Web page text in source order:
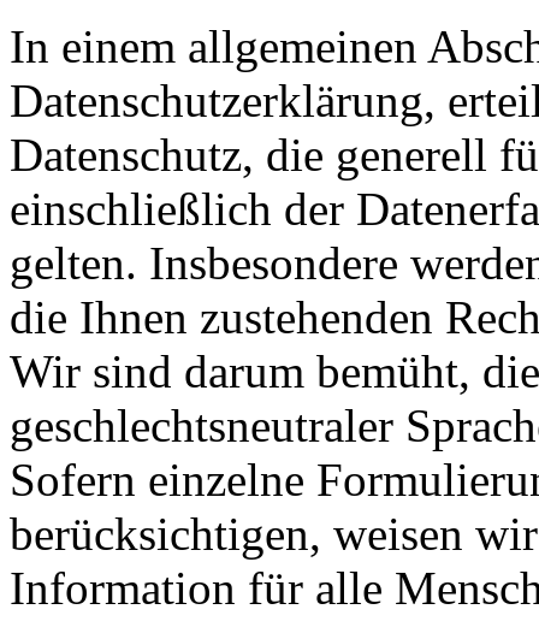
In einem allgemeinen
Datenschutzerklärung,
Datenschutz, die generell
einschließlich der
gelten. Insbesondere
die Ihnen zustehenden
Wir sind darum bemüht,
geschlechtsneutraler
Sofern einzelne
berücksichtigen, weisen
Information für alle